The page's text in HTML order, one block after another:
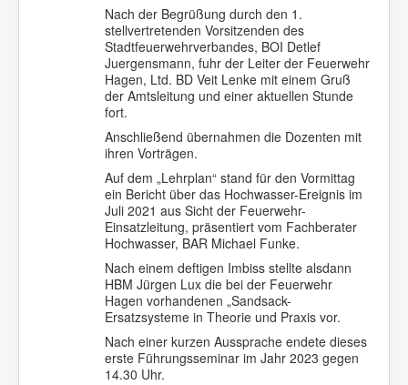
Nach der Begrüßung durch den 1.
stellvertretenden Vorsitzenden des
Stadtfeuerwehrverbandes, BOI Detlef
Juergensmann, fuhr der Leiter der Feuerwehr
Hagen, Ltd. BD Veit Lenke mit einem Gruß
der Amtsleitung und einer aktuellen Stunde
fort.
Anschließend übernahmen die Dozenten mit
ihren Vorträgen.
Auf dem „Lehrplan“ stand für den Vormittag
ein Bericht über das Hochwasser-Ereignis im
Juli 2021 aus Sicht der Feuerwehr-
Einsatzleitung, präsentiert vom Fachberater
Hochwasser, BAR Michael Funke.
Nach einem deftigen Imbiss stellte alsdann
HBM Jürgen Lux die bei der Feuerwehr
Hagen vorhandenen „Sandsack-
Ersatzsysteme in Theorie und Praxis vor.
Nach einer kurzen Aussprache endete dieses
erste Führungsseminar im Jahr 2023 gegen
14.30 Uhr.